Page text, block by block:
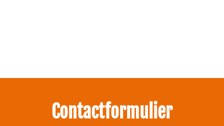
Contactformulier